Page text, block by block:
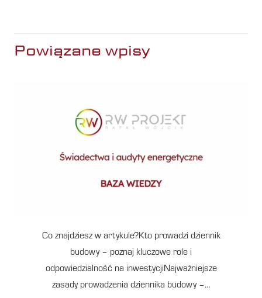
Powiązane wpisy
Co znajdziesz w artykule?Kto prowadzi dziennik
budowy – poznaj kluczowe role i
odpowiedzialność na inwestycjiNajważniejsze
zasady prowadzenia dziennika budowy –…